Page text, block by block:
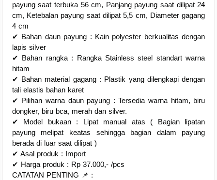
payung saat terbuka 56 cm, Panjang payung saat dilipat 24
cm, Ketebalan payung saat dilipat 5,5 cm, Diameter gagang
4 cm
✔ Bahan daun payung : Kain polyester berkualitas dengan
lapis silver
✔ Bahan rangka : Rangka Stainless steel standart warna
hitam
✔ Bahan material gagang : Plastik yang dilengkapi dengan
tali elastis bahan karet
✔ Pilihan warna daun payung : Tersedia warna hitam, biru
dongker, biru bca, merah dan silver.
✔ Model bukaan : Lipat manual atas ( Bagian lipatan
payung melipat keatas sehingga bagian dalam payung
berada di luar saat dilipat )
✔ Asal produk : Import
✔ Harga produk : Rp 37.000,- /pcs
CATATAN PENTING 📌 :